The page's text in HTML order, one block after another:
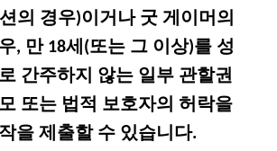
의 경우)이거나 굿 게이머의
, 만 18세(또는 그 이상)를 성
간주하지 않는 일부 관할권
또는 법적 보호자의 허락을
을 제출할 수 있습니다.